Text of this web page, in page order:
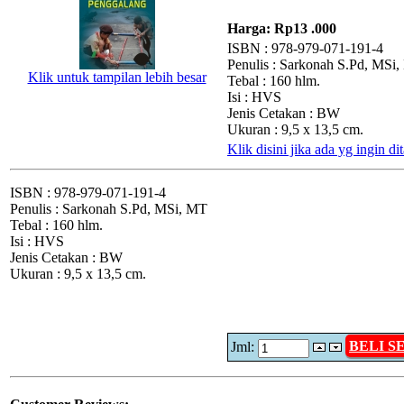
Klik untuk tampilan lebih besar
Harga: Rp13 .000
ISBN : 978-979-071-191-4
Penulis : Sarkonah S.Pd,
Tebal : 160 hlm.
Isi : HVS
Jenis Cetakan : BW
Ukuran : 9,5 x 13,5 cm.
Klik disini jika ada yg ingin
ISBN : 978-979-071-191-4
Penulis : Sarkonah S.Pd, MSi, MT
Tebal : 160 hlm.
Isi : HVS
Jenis Cetakan : BW
Ukuran : 9,5 x 13,5 cm.
Jml: BELI